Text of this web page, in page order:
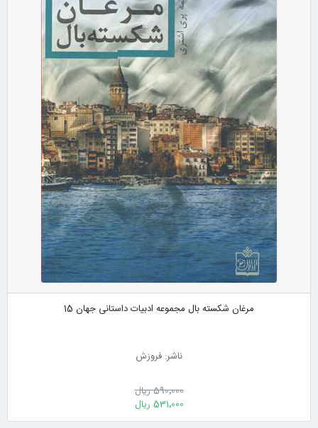
مرغان شکسته بال مجموعه ادبیات داستانی جهان 15
ناشر: فروزش
590٬000 ریال
531٬000 ریال